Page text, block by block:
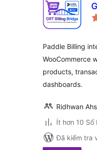
Paddle Billing
WooCommerce
products,
dashboards.
Ridhwan
Ít hơn 10
Đã kiểm tra